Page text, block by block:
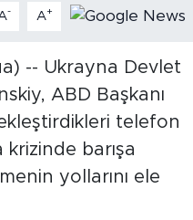
- A+
-- Ukrayna Devlet
ABD Başkanı
telefon
barışa
yollarını ele